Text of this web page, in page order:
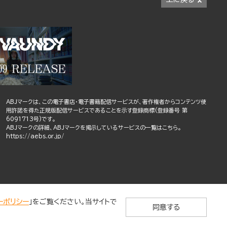
ABJマークは、この電子書店・電子書籍配信サービスが、著作権者からコンテンツ使
用許諾を得た正規版配信サービスであることを示す登録商標(登録番号 第
6091713号)です。
ABJマークの詳細、ABJマークを掲示しているサービスの一覧はこちら。
https://aebs.or.jp/
ポリシー 」をご覧ください。当サイトで
同意する